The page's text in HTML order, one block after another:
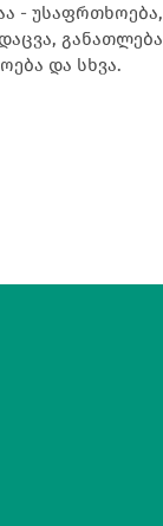
- უსაფრთხოება,
და სხვა.